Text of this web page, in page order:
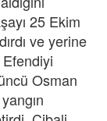
25 Ekim
ve yerine
Osman